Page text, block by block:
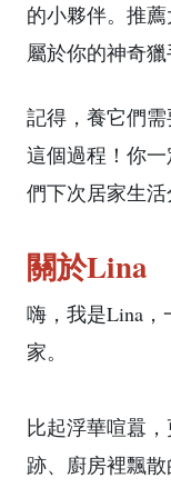
的小夥伴。推
屬於你的神奇獵
記得，養它們
這個過程！你
們下次居家生活
關於Lina
嗨，我是Lina
家。
比起浮華喧囂
跡、廚房裡飄